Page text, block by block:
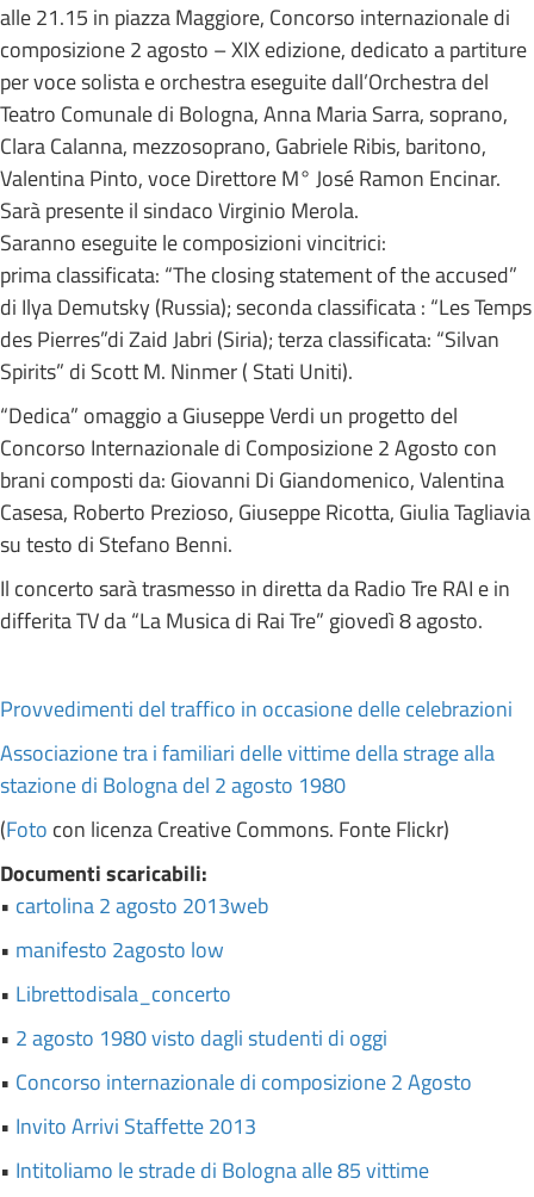
alle 21.15 in piazza Maggiore, Concorso internazionale di
composizione 2 agosto – XIX edizione, dedicato a partiture
per voce solista e orchestra eseguite dall’Orchestra del
Teatro Comunale di Bologna, Anna Maria Sarra, soprano,
Clara Calanna, mezzosoprano, Gabriele Ribis, baritono,
Valentina Pinto, voce Direttore M° José Ramon Encinar.
Sarà presente il sindaco Virginio Merola.
Saranno eseguite le composizioni vincitrici:
prima classificata: “The closing statement of the accused”
di Ilya Demutsky (Russia); seconda classificata : “Les Temps
des Pierres”di Zaid Jabri (Siria); terza classificata: “Silvan
Spirits” di Scott M. Ninmer ( Stati Uniti).
“Dedica” omaggio a Giuseppe Verdi un progetto del
Concorso Internazionale di Composizione 2 Agosto con
brani composti da: Giovanni Di Giandomenico, Valentina
Casesa, Roberto Prezioso, Giuseppe Ricotta, Giulia Tagliavia
su testo di Stefano Benni.
Il concerto sarà trasmesso in diretta da Radio Tre RAI e in
differita TV da “La Musica di Rai Tre” giovedì 8 agosto.
Provvedimenti del traffico in occasione delle celebrazioni
Associazione tra i familiari delle vittime della strage alla
stazione di Bologna del 2 agosto 1980
(Foto con licenza Creative Commons. Fonte Flickr)
Documenti scaricabili:
• cartolina 2 agosto 2013web
• manifesto 2agosto low
• Librettodisala_concerto
• 2 agosto 1980 visto dagli studenti di oggi
• Concorso internazionale di composizione 2 Agosto
• Invito Arrivi Staffette 2013
• Intitoliamo le strade di Bologna alle 85 vittime